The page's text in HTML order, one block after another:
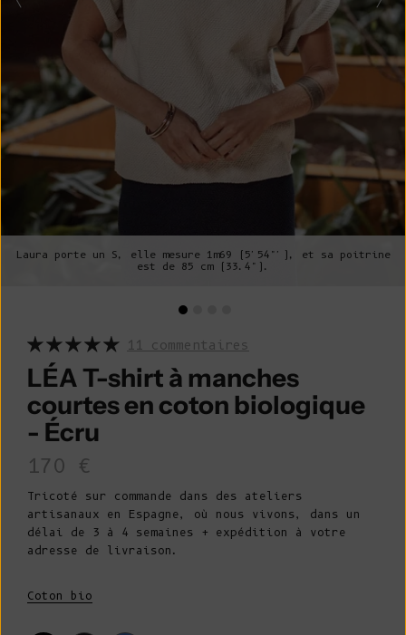
Laura porte un S, elle mesure 1m69 (5'54"'), et sa poitrine
est de 85 cm (33.4").
11 commentaires
LÉA T-shirt à manches
courtes en coton biologique
- Écru
Prix de vente
170 €
Tricoté sur commande dans des ateliers
artisanaux en Espagne, où nous vivons, dans un
délai de 3 à 4 semaines + expédition à votre
adresse de livraison.
Coton bio